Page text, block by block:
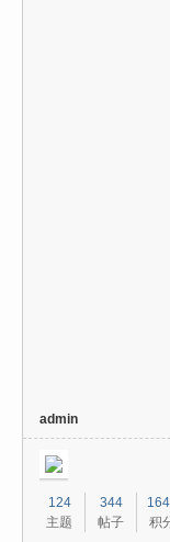
admin
124
主题
344
帖子
积